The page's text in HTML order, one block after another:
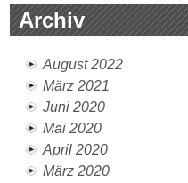
Archiv
August 2022
März 2021
Juni 2020
Mai 2020
April 2020
März 2020